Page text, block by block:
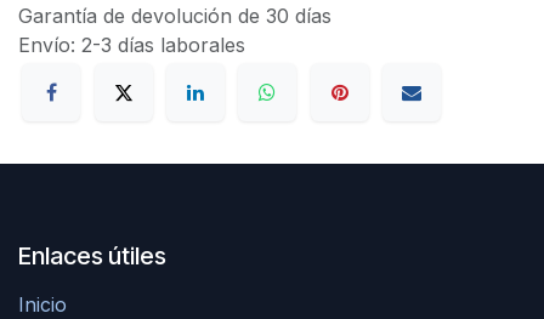
Garantía de devolución de 30 días
Envío: 2-3 días laborales
Enlaces útiles
Inicio